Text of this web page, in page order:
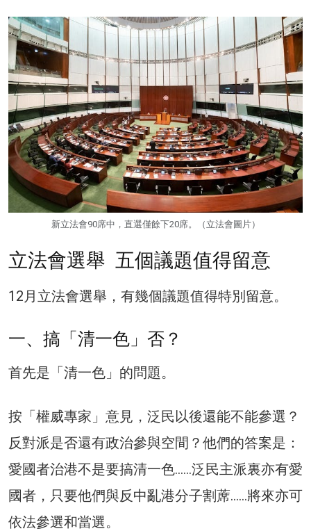
新立法會90席中，直選僅餘下20席。（立法會圖片）
立法會選舉 五個議題值得留意
12月立法會選舉，有幾個議題值得特別留意。
一、搞「清一色」否？
首先是「清一色」的問題。
按「權威專家」意見，泛民以後還能不能參選？
反對派是否還有政治參與空間？他們的答案是：
愛國者治港不是要搞清一色……泛民主派裏亦有愛
國者，只要他們與反中亂港分子割蓆……將來亦可
依法參選和當選。